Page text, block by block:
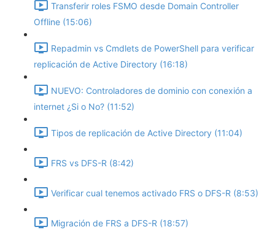
Transferir roles FSMO desde Domain Controller
Offline (15:06)
Repadmin vs Cmdlets de PowerShell para verificar
replicación de Active Directory (16:18)
NUEVO: Controladores de dominio con conexión a
internet ¿Si o No? (11:52)
Tipos de replicación de Active Directory (11:04)
FRS vs DFS-R (8:42)
Verificar cual tenemos activado FRS o DFS-R (8:53)
Migración de FRS a DFS-R (18:57)